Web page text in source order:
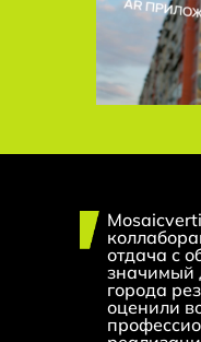
отдача с
значимый
города
оценили
г. Ташкент, ул. Садык
г.
г. Ташкент, ул. Садык
г.
г. Ташкент, ул. Садык г.